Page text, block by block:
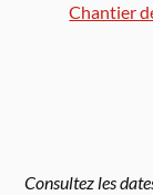
Chantier
Consultez les